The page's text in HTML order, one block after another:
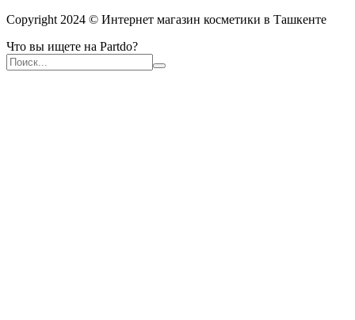
Copyright 2024 © Интернет магазин косметики в Ташкенте
Что вы ищете на Partdo?